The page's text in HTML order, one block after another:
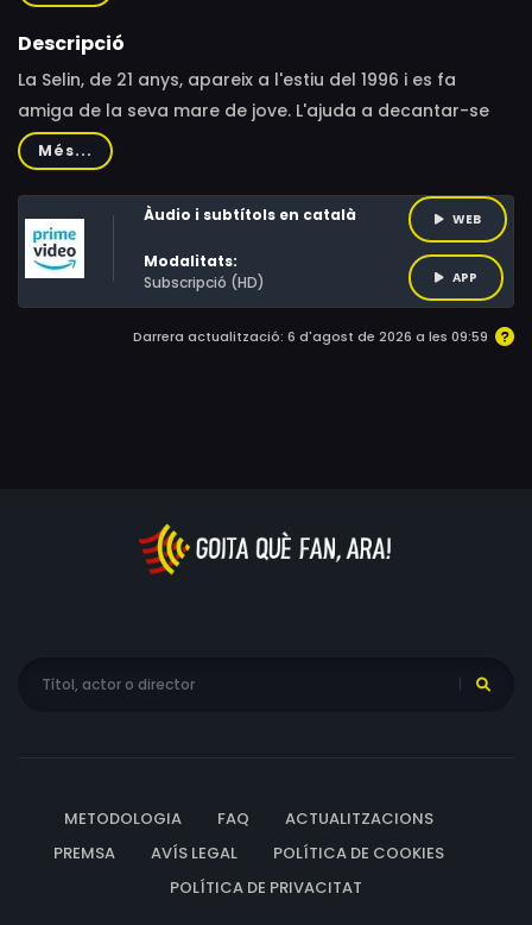
Descripció
La Selin, de 21 anys, apareix a l'estiu del 1996 i es fa
amiga de la seva mare de jove. L'ajuda a decantar-se
pel seu pare en un triangle amorós i descobreix com els
somnis que va abandonar de jove han marcat les seves
relacions del present. La noia viu la màgia dels anys 90 i
anima la seva mare a perseguir els seus somnis.
Nostàlgica, romàntica i irresistible.
Més...
Àudio i subtítols en català
Modalitats:
Subscripció (HD)
WEB
APP
Darrera actualització: 6 d'agost de 2026 a les 09:59
METODOLOGIA FAQ
ACTUALITZACIONS
PREMSA
AVÍS LEGAL
POLÍTICA DE COOKIES
POLÍTICA DE PRIVACITAT